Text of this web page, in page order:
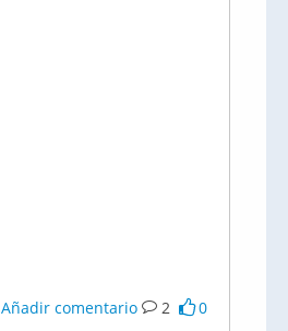
Añadir comentario 2 0